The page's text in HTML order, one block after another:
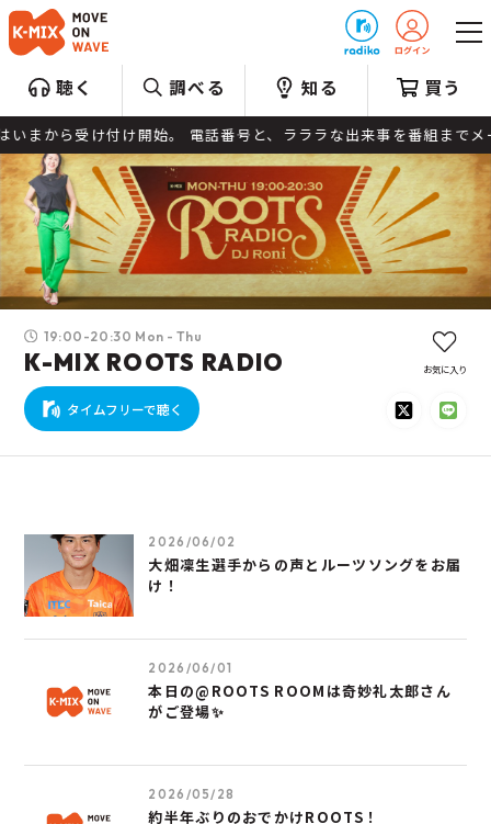
聴く 調べる 知る 買う
受け付け開始。 電話番号と、ラララな出来事を番組まで
19:00-20:30 Mon - Thu
K-MIX ROOTS RADIO
タイムフリーで聴く
お気に入り
2026/06/02
大畑凜生選手からの声とルーツソングをお届
け！
2026/06/01
本日の@ROOTS ROOMは奇妙礼太郎さん
がご登場✨
2026/05/28
約半年ぶりのおでかけROOTS！